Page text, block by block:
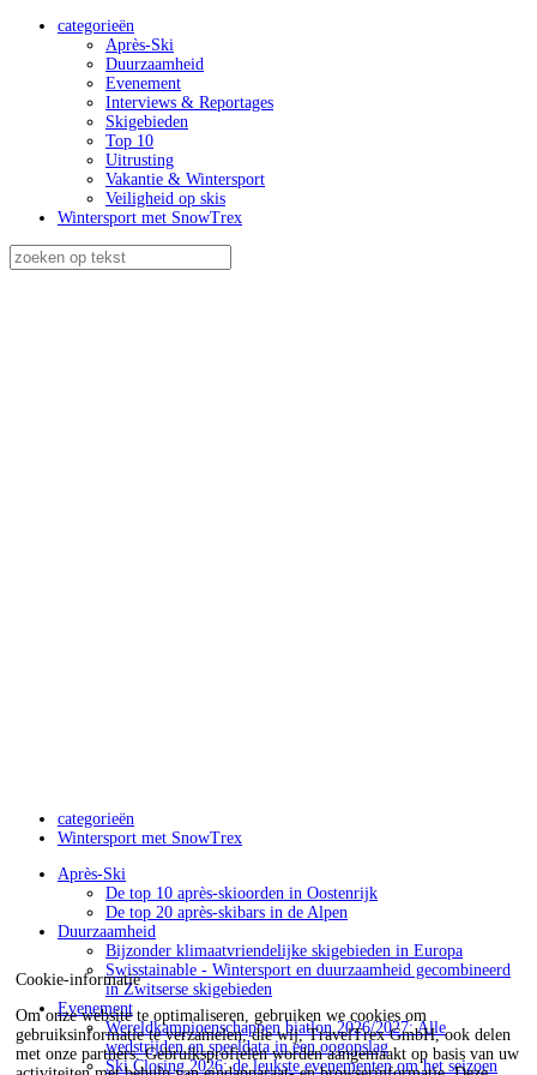
Cookie-informatie
Om onze website te optimaliseren, gebruiken we cookies om
gebruiksinformatie te verzamelen, die wij, TravelTrex GmbH, ook delen
met onze partners. Gebruiksprofielen worden aangemaakt op basis van uw
categorieën
Après-Ski
Duurzaamheid
Evenement
Interviews & Reportages
Skigebieden
Top 10
Uitrusting
Vakantie & Wintersport
Veiligheid op skis
Wintersport met SnowTrex
categorieën
Wintersport met SnowTrex
Après-Ski
De top 10 après-skioorden in Oostenrijk
De top 20 après-skibars in de Alpen
Duurzaamheid
Bijzonder klimaatvriendelijke skigebieden in Europa
Swisstainable - Wintersport en duurzaamheid gecombineerd
in Zwitserse skigebieden
Evenement
Wereldkampioenschappen biatlon 2026/2027: Alle
wedstrijden en speeldata in een oogopslag
Ski Closing 2026: de leukste evenementen om het seizoen